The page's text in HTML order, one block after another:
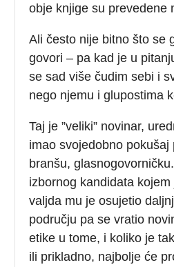
obje knjige su prevedene
Ali često nije bitno što se
govori – pa kad je u
se sad više čudim sebi i
nego njemu i glupostima
Taj je ”veliki” novinar,
imao svojedobno pokušaj
branšu,
izbornog kandidata kojem
valjda mu je osujetio
području pa se vratio
etike u tome, i koliko je
ili prikladno, najbolje će